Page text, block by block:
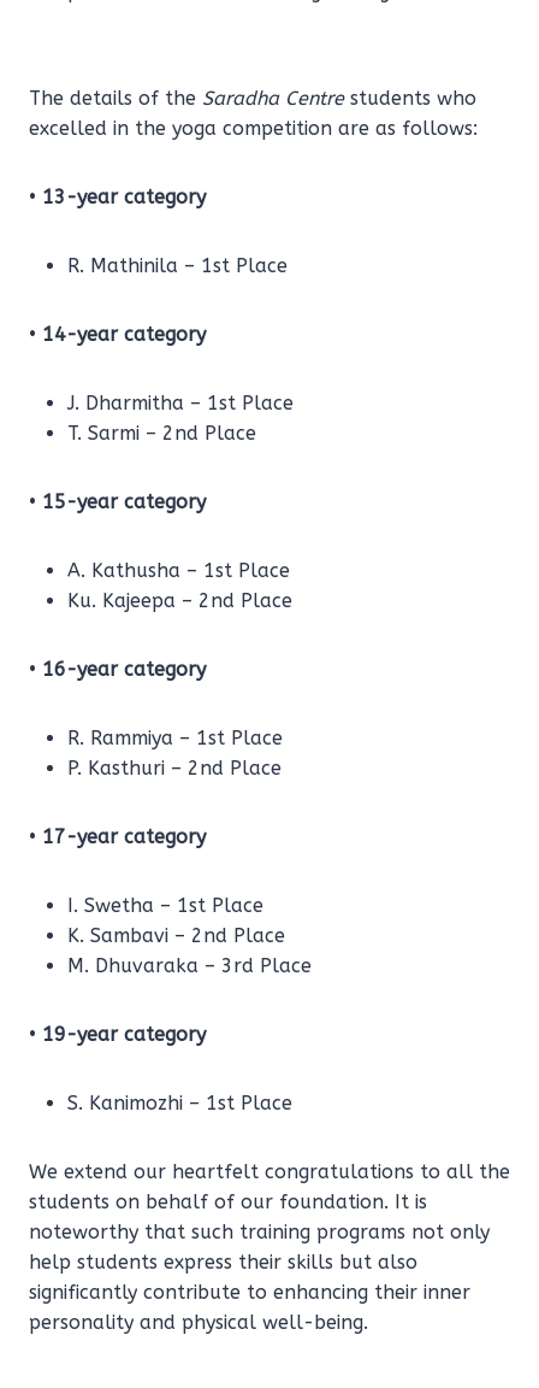
The details of the Saradha Centrestudents who
excelled in the yoga competition are as follows:
• 13-year category
R. Mathinila – 1st Place
• 14-year category
J. Dharmitha – 1st Place
T. Sarmi – 2nd Place
• 15-year category
A. Kathusha – 1st Place
Ku. Kajeepa – 2nd Place
• 16-year category
R. Rammiya – 1st Place
P. Kasthuri – 2nd Place
• 17-year category
I. Swetha – 1st Place
K. Sambavi – 2nd Place
M. Dhuvaraka – 3rd Place
• 19-year category
S. Kanimozhi – 1st Place
We extend our heartfelt congratulations to all the
students on behalf of our foundation. It is
noteworthy that such training programs not only
help students express their skills but also
significantly contribute to enhancing their inner
personality and physical well-being.